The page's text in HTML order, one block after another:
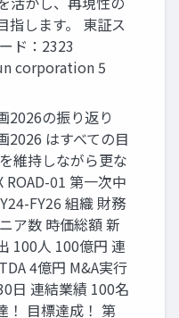
指します。 東証ス
ド：2323
corporation 5
2026の振り返り
2026 はすべての目
維持しながら更な
ROAD-01 第一次中
FY26 組織 財務
ア数 時価総額 新
100人 100億円 連
4億円 M&A実行
日 連結業績 100名
！ 目標達成！ 第